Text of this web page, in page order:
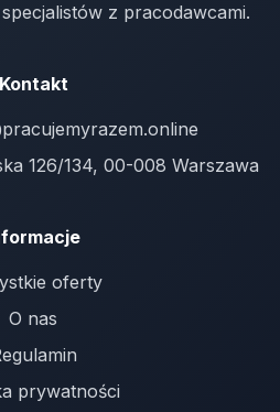
z pracodawcami.
Kontakt
126/134, 00-008 Warszawa
oferty
O nas
prywatności